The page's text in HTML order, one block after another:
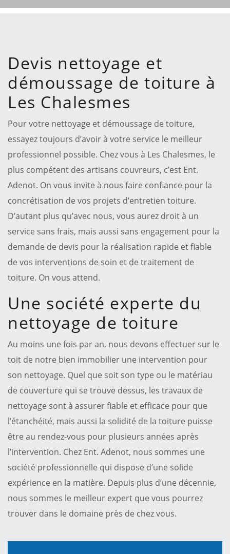
Devis nettoyage et
démoussage de toiture à
Les Chalesmes
Pour votre nettoyage et démoussage de toiture,
essayez toujours d’avoir à votre service le meilleur
professionnel possible. Chez vous à Les Chalesmes, le
plus compétent des artisans couvreurs, c’est Ent.
Adenot. On vous invite à nous faire confiance pour la
concrétisation de vos projets d’entretien toiture.
D’autant plus qu’avec nous, vous aurez droit à un
service sans frais, mais aussi sans engagement pour la
demande de devis pour la réalisation rapide et fiable
de vos interventions de soin et de traitement de
toiture. On vous attend.
Une société experte du
nettoyage de toiture
Au moins une fois par an, nous devons effectuer sur le
toit de notre bien immobilier une intervention pour
son nettoyage. Quel que soit son type ou le matériau
de couverture qui se trouve dessus, les travaux de
nettoyage sont à assurer fiable et efficace pour que
l’étanchéité, mais aussi la solidité de la toiture puisse
être au rendez-vous pour plusieurs années après
l’intervention. Chez Ent. Adenot, nous sommes une
société professionnelle qui dispose d’une solide
expérience en la matière. Depuis plus d’une décennie,
nous sommes le meilleur expert que vous pourrez
trouver dans le domaine près de chez vous.